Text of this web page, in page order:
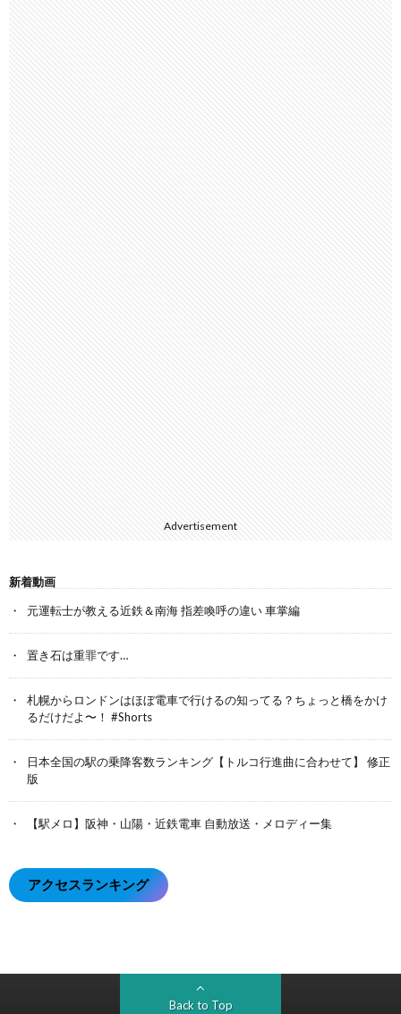
Advertisement
新着動画
元運転士が教える近鉄＆南海 指差喚呼の違い 車掌編
置き石は重罪です…
札幌からロンドンはほぼ電車で行けるの知ってる？ちょっと橋をかけ
るだけだよ〜！ #Shorts
日本全国の駅の乗降客数ランキング【トルコ行進曲に合わせて】 修正
版
【駅メロ】阪神・山陽・近鉄電車 自動放送・メロディー集
アクセスランキング
Back to Top